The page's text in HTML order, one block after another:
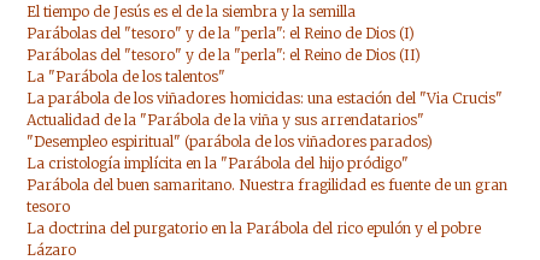
El tiempo de Jesús es el de la siembra y la semilla
Parábolas del "tesoro" y de la "perla": el Reino de Dios (I)
Parábolas del "tesoro" y de la "perla": el Reino de Dios (II)
La "Parábola de los talentos"
La parábola de los viñadores homicidas: una estación del "Via Crucis"
Actualidad de la "Parábola de la viña y sus arrendatarios"
"Desempleo espiritual" (parábola de los viñadores parados)
La cristología implícita en la "Parábola del hijo pródigo"
Parábola del buen samaritano. Nuestra fragilidad es fuente de un gran
tesoro
La doctrina del purgatorio en la Parábola del rico epulón y el pobre
Lázaro